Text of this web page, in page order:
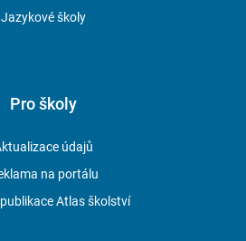
Jazykové školy
Pro školy
údajů
na portálu
Atlas školství